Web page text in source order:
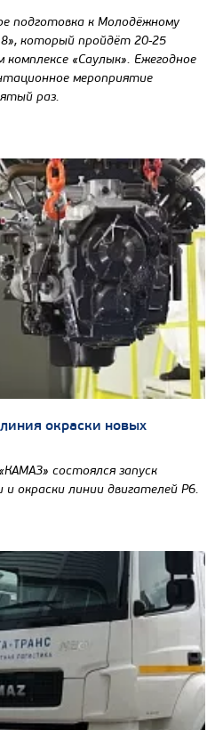
м3
Узнать цену
подготовка к Молодёжному
который пройдёт 20-25
«Саулык». Ежегодное
мероприятие
раз.
окраски новых
состоялся запуск
и окраски линии двигателей Р6.